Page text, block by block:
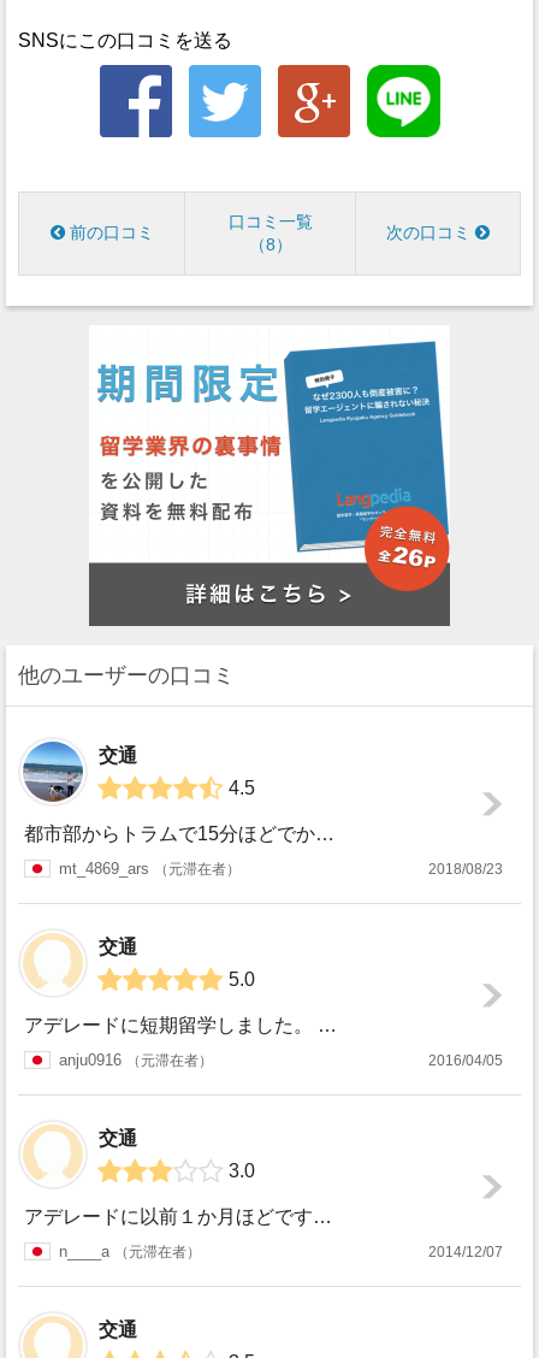
SNSにこの口コミを送る
前の口コミ
口コミ一覧
8
次の口コミ
他のユーザーの口コミ
交通
4.5
都市部からトラムで15分ほどでかなり広くて綺麗なビーチに着きます。冬場でしたがたくさんの人で賑わって飲食店も多くあり楽しかったです。寒い時期でも昼間は暖か...
mt_4869_ars 元滞在者 2018/08/23
交通
5.0
アデレードに短期留学しました。 人は暖かくて優しいです。 たべものもおいしかったです。 学校の名前をど忘れしてしまいました。 ホームステイをしていまし...
anju0916 元滞在者 2016/04/05
交通
3.0
アデレードに以前１か月ほどですが、滞在していました。アデレードの物価は一言でいうと日本より少し高いです。オーストラリアが全般的に高いが、アデレードは安めと...
n____a 元滞在者 2014/12/07
交通